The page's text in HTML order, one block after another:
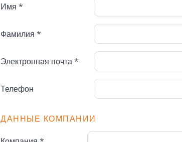
Имя *
Фамилия *
Электронная почта *
Телефон
ДАННЫЕ КОМПАНИИ